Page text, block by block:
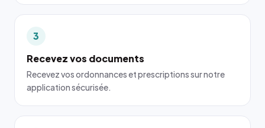
3
Recevez vos documents
Recevez vos ordonnances et prescriptions sur notre
application sécurisée.